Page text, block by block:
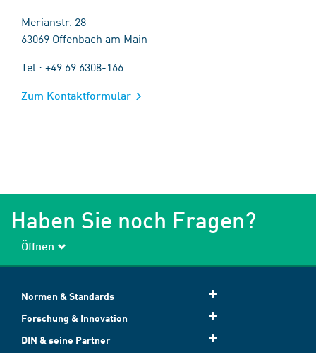
Merianstr. 28
63069 Offenbach am Main
Tel.: +49 69 6308-166
Zum Kontaktformular
Haben Sie noch Fragen?
Öffnen
Normen & Standards
Forschung & Innovation
DIN & seine Partner